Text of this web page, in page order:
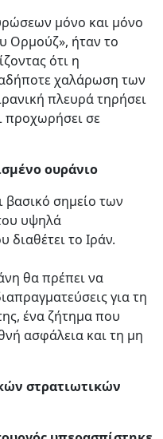
μόνο και μόνο
Ορμούζ», ήταν το
ότι η
χαλάρωση των
πλευρά τηρήσει
προχωρήσει σε
ουράνιο
σημείο των
υψηλά
το Ιράν.
θα πρέπει να
για τη
ένα ζήτημα που
ασφάλεια και τη μη
στρατιωτικών